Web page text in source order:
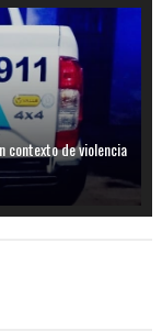
contexto de violencia